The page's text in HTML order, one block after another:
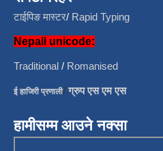
टाईपिङ मास्टर/ Rapid Typing
Nepali unicode:
Traditional / Romanised
ई हाजिरी प्रणाली/ग्रुप एस एम एस
हामीसम्म आउने नक्सा